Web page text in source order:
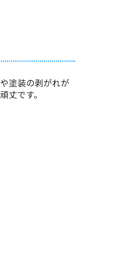
塗装の剥がれが
丈です。